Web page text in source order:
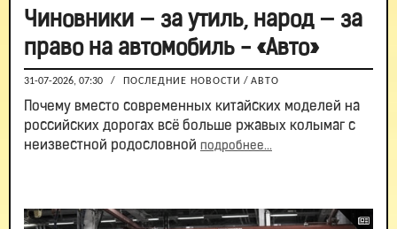
Чиновники — за утиль, народ — за
право на автомобиль - «Авто»
31-07-2026, 07:30 / ПОСЛЕДНИЕ НОВОСТИ / АВТО
Почему вместо современных китайских моделей на
российских дорогах всё больше ржавых колымаг с
неизвестной родословной подробнее...